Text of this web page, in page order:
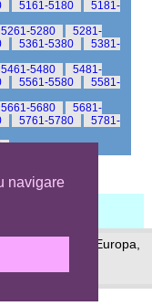
navigare
5161-5180
5181-
5261-5280
5281-
5361-5380
5381-
5461-5480
5481-
5561-5580
5581-
5661-5680
5681-
5761-5780
5781-
Dan Mihaiu, Europa,